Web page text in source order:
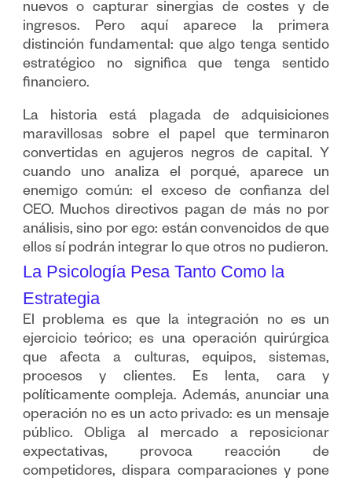
nuevos o capturar sinergias de costes y de
ingresos. Pero aquí aparece la primera
distinción fundamental: que algo tenga sentido
estratégico no significa que tenga sentido
financiero.
La historia está plagada de adquisiciones
maravillosas sobre el papel que terminaron
convertidas en agujeros negros de capital. Y
cuando uno analiza el porqué, aparece un
enemigo común: el exceso de confianza del
CEO. Muchos directivos pagan de más no por
análisis, sino por ego: están convencidos de que
ellos sí podrán integrar lo que otros no pudieron.
La Psicología Pesa Tanto Como la
Estrategia
El problema es que la integración no es un
ejercicio teórico; es una operación quirúrgica
que afecta a culturas, equipos, sistemas,
procesos y clientes. Es lenta, cara y
políticamente compleja. Además, anunciar una
operación no es un acto privado: es un mensaje
público. Obliga al mercado a reposicionar
expectativas, provoca reacción de
competidores, dispara comparaciones y pone